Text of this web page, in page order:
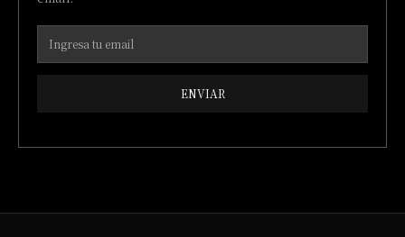
ENVIAR